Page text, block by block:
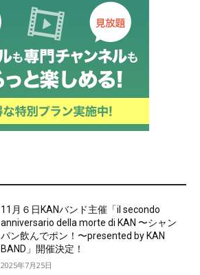
11月６日KANバンド主催「il secondo
anniversario della morte di KAN 〜シャン
パン飲んでポン！〜presented by KAN
BAND」開催決定！
2025年7月25日